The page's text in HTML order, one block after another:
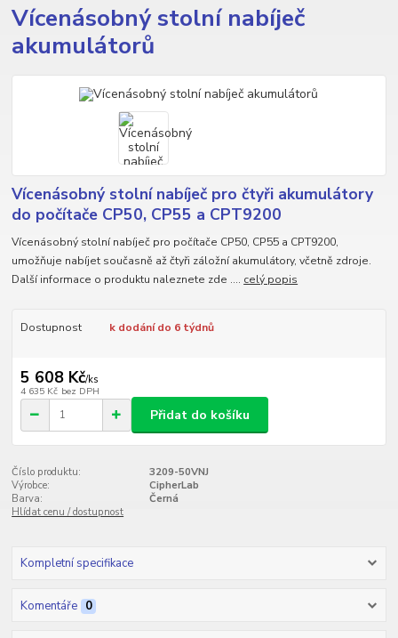
Vícenásobný stolní nabíječ
akumulátorů
Vícenásobný stolní nabíječ pro čtyři akumulátory
do počítače CP50, CP55 a CPT9200
Vícenásobný stolní nabíječ pro počítače CP50, CP55 a CPT9200,
umožňuje nabíjet současně až čtyři záložní akumulátory, včetně zdroje.
Další informace o produktu naleznete zde .... celý popis
Dostupnost k dodání do 6 týdnů
5 608 Kč/ks
4 635 Kč bez DPH
Přidat do košíku
Číslo produktu:
3209-50VNJ
Výrobce:
CipherLab
Barva:
Černá
Hlídat cenu / dostupnost
Kompletní specifikace
Komentáře 0